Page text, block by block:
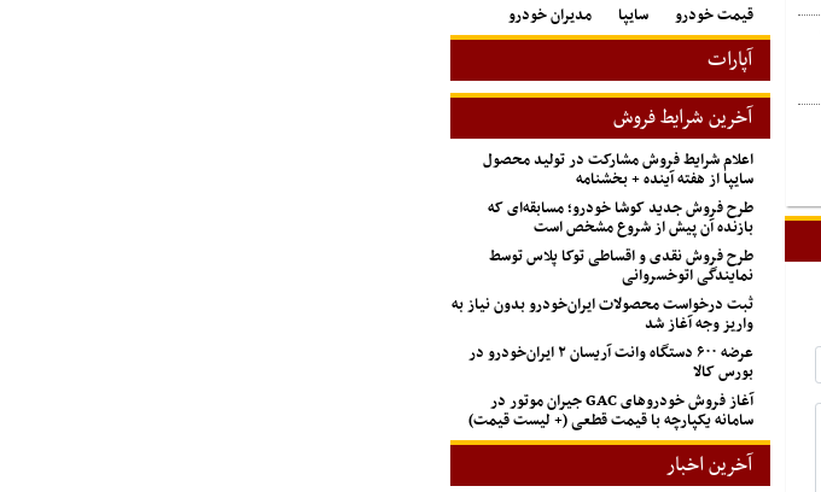
قیمت خودرو
سایپا مدیران خودرو
آپارات
آخرین شرایط فروش
اعلام شرایط فروش مشارکت در تولید محصول
سایپا از هفته آینده + بخشنامه
طرح فروش جدید کوشا خودرو؛ مسابقه‌ای که
بازنده آن پیش از شروع مشخص است
طرح فروش نقدی و اقساطی توکا پلاس توسط
نمایندگی اتوخسروانی
ثبت درخواست محصولات ایران‌خودرو بدون نیاز به
واریز وجه آغاز شد
عرضه ۶۰۰ دستگاه وانت آریسان ۲ ایران‌خودرو در
بورس کالا
آغاز فروش خودروهای GAC جیران موتور در
سامانه یکپارچه با قیمت قطعی (+ لیست قیمت)
آخرین اخبار